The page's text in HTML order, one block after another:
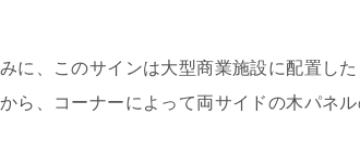
に、このサインは大型商業施設に配置した
ら、コーナーによって両サイドの木パネ